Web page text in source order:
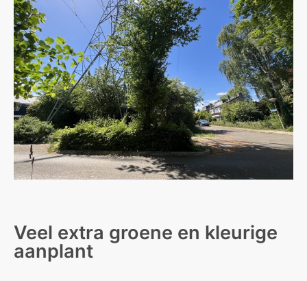
Veel extra groene en kleurige
aanplant